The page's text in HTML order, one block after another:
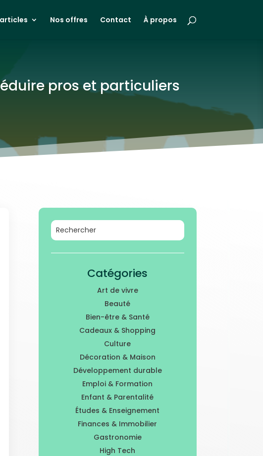
Nos offres Contact À propos
pros et particuliers
Catégories
Art de vivre
Beauté
Bien-être & Santé
Cadeaux & Shopping
Culture
Décoration & Maison
Développement durable
Emploi & Formation
Enfant & Parentalité
Études & Enseignement
Finances & Immobilier
Gastronomie
High Tech